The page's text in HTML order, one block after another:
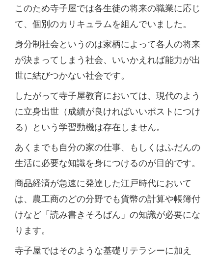
このため寺子屋では各生徒の将来の職業に応じ
て、個別のカリキュラムを組んでいました。
身分制社会というのは家柄によって各人の将来
が決まってしまう社会、いいかえれば能力が出
世に結びつかない社会です。
したがって寺子屋教育においては、現代のよう
に立身出世（成績が良ければいいポストにつけ
る）という学習動機は存在しません。
あくまでも自分の家の仕事、もしくはふだんの
生活に必要な知識を身につけるのが目的です。
商品経済が急速に発達した江戸時代において
は、農工商のどの分野でも貨幣の計算や帳簿付
けなど「読み書きそろばん」の知識が必要にな
ります。
寺子屋ではそのような基礎リテラシーに加え